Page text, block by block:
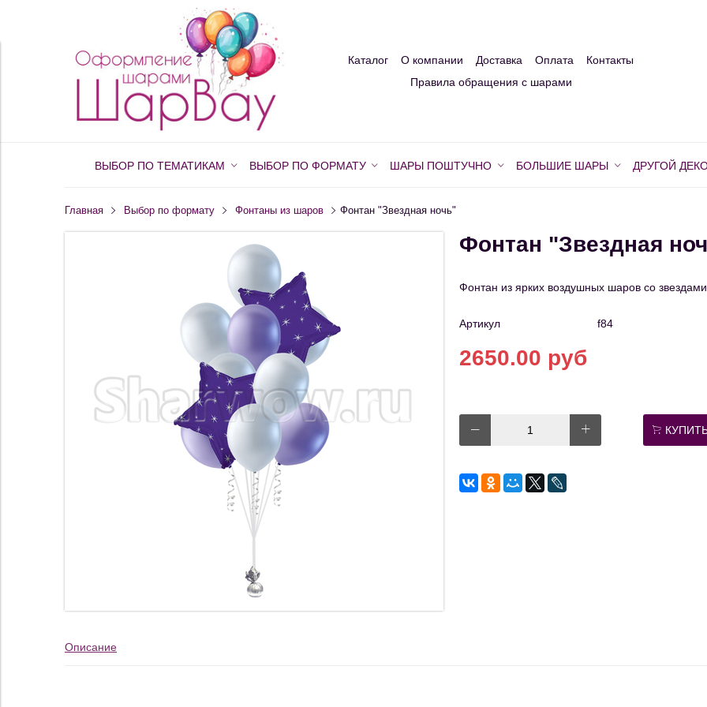
Каталог О компании Доставка Оплата
Контакты
Правила обращения с шарами
ВЫБОР ПО ТЕМАТИКАМ ВЫБОР ПО ФОРМАТУ ШАРЫ ПОШТУЧНО БОЛЬШИЕ ШАРЫ ДРУГОЙ
Главная Выбор по формату Фонтаны из шаров Фонтан "Звездная ночь"
Фонтан "Звездная
Фонтан из ярких воздушных шаров со звездами
Артикул f84
2650.00 руб
Описание